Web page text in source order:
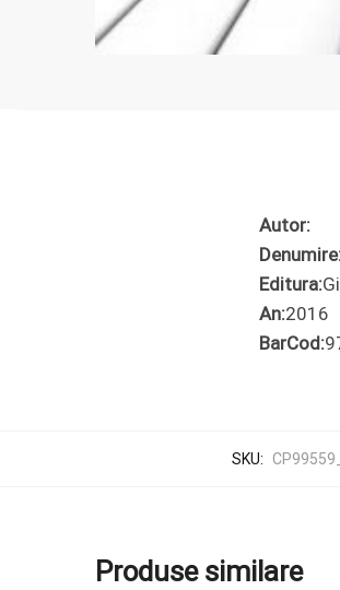
Autor:
Editura:
An:2016
BarCod:
SKU:
Produse similare